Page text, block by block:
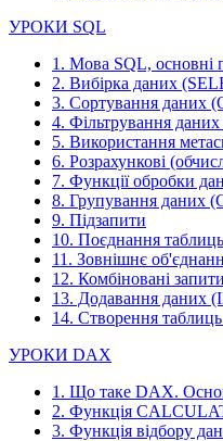
УРОКИ SQL
1. Мова SQL, основні
2. Вибірка даних
3. Сортування даних
4. Фільтрування
5. Використання
6. Розрахункові
7. Функції обробки
8. Групування даних
9. Підзапити
10. Поєднання
11. Зовнішнє
12. Комбіновані
13. Додавання даних
14. Створення
УРОКИ DAX
1. Що таке DAX.
2. Функція
3. Функція відбору